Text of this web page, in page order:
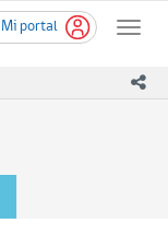
Mi portal
Toggle